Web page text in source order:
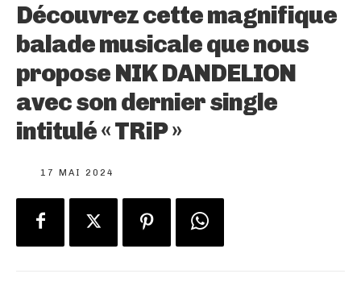
Découvrez cette magnifique
balade musicale que nous
propose NIK DANDELION
avec son dernier single
intitulé « TRiP »
17 MAI 2024